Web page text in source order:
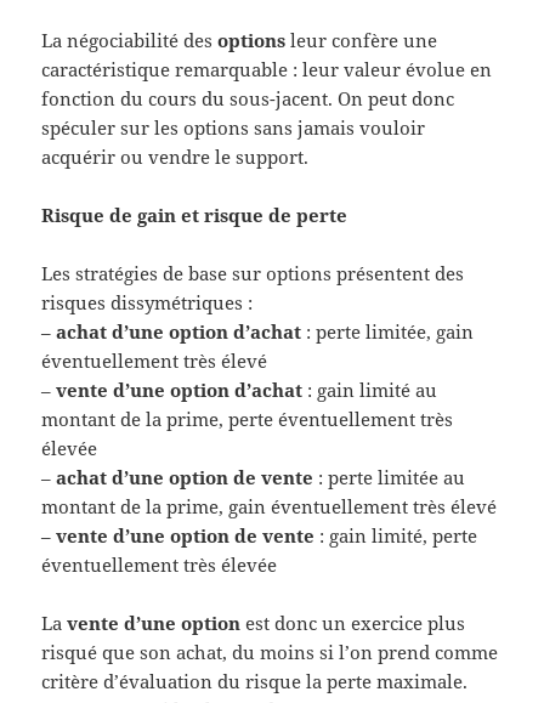
La négociabilité des options leur confère une
caractéristique remarquable : leur valeur évolue en
fonction du cours du sous-jacent. On peut donc
spéculer sur les options sans jamais vouloir
acquérir ou vendre le support.
Risque de gain et risque de perte
Les stratégies de base sur options présentent des
risques dissymétriques :
–achat d’une option d’achat : perte limitée, gain
éventuellement très élevé
–vente d’une option d’achat : gain limité au
montant de la prime, perte éventuellement très
élevée
–achat d’une option de vente : perte limitée au
montant de la prime, gain éventuellement très élevé
–vente d’une option de vente : gain limité, perte
éventuellement très élevée
Lavente d’une option est donc un exercice plus
risqué que son achat, du moins si l’on prend comme
critère d’évaluation du risque la perte maximale.